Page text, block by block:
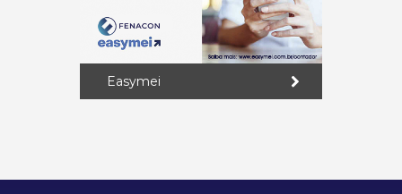
Easymei